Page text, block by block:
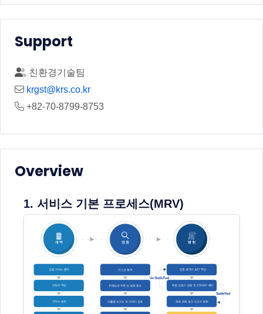
Support
친환경기술팀
krgst@krs.co.kr
+82-70-8799-8753
Overview
1. 서비스 기본 프로세스(MRV)